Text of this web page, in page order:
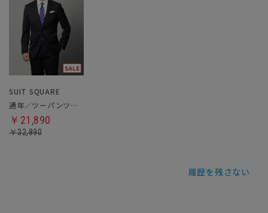
SUIT SQUARE
通年／ツーパンツスーツ
￥21,890
￥32,890
履歴を残さない